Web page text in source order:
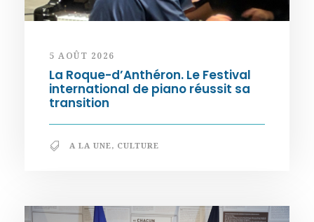
5 AOÛT 2026
La Roque-d’Anthéron. Le Festival
international de piano réussit sa
transition
A LA UNE, CULTURE